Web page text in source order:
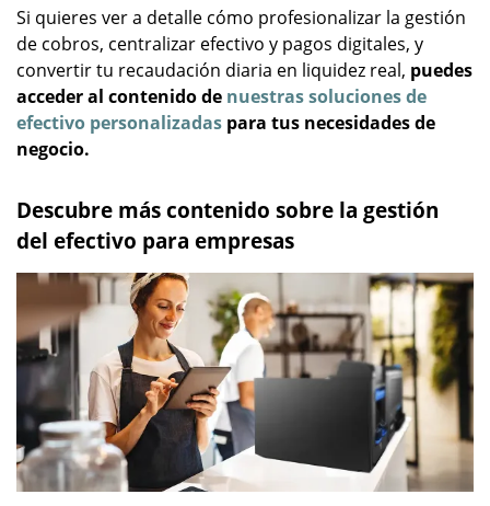
Si quieres ver a detalle cómo profesionalizar la gestión
de cobros, centralizar efectivo y pagos digitales, y
convertir tu recaudación diaria en liquidez real, puedes
acceder al contenido de nuestras soluciones de
efectivo personalizadas para tus necesidades de
negocio.
Descubre más contenido sobre la gestión
del efectivo para empresas